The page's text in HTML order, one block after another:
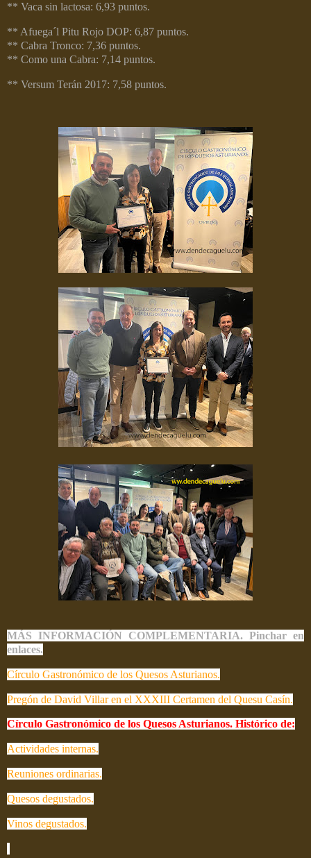
** Vaca sin lactosa: 6,93 puntos.
** Afuega´l Pitu Rojo DOP: 6,87 puntos.
** Cabra Tronco: 7,36 puntos.
** Como una Cabra: 7,14 puntos.
** Versum Terán 2017: 7,58 puntos.
MÁS INFORMACIÓN COMPLEMENTARIA. Pinchar en
enlaces.
Círculo Gastronómico de los Quesos Asturianos.
Pregón de David Villar en el XXXIII Certamen del Quesu Casín.
Círculo Gastronómico de los Quesos Asturianos. Histórico de:
Actividades internas.
Reuniones ordinarias.
Quesos degustados.
Vinos degustados.